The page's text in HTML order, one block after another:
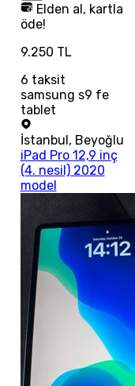
Elden al, kartla
öde!
9.250 TL
6 taksit
samsung s9 fe
tablet
İstanbul , Beyoğlu
iPad Pro 12,9 inç
(4. nesil) 2020
model